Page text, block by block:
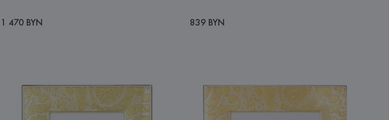
1 470 BYN 839 BYN